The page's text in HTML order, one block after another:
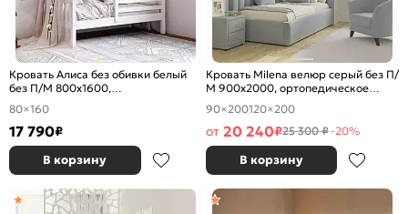
Кровать Алиса без обивки белый
без П/М 800x1600,
ортопедическое основание,
изголовье жесткое
80×160
17 790₽
В корзину
Кровать Milena велюр серый без П/
М 900x2000, ортопедическое
основание, изголовье мягкое
90×200120×200
от 20 240₽25 300 ₽-20%
В корзину